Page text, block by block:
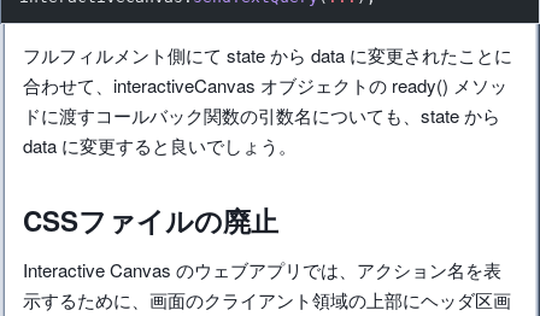
フルフィルメント側にて state から data に変更されたことに
合わせて、interactiveCanvas オブジェクトの ready() メソッ
ドに渡すコールバック関数の引数名についても、state から
data に変更すると良いでしょう。
CSSファイルの廃止
Interactive Canvas のウェブアプリでは、アクション名を表
示するために、画面のクライアント領域の上部にヘッダ区画